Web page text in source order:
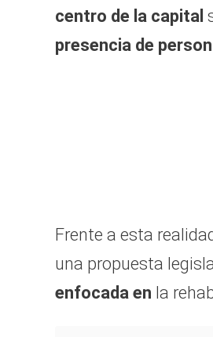
centro de la capital
presencia de
Frente a esta
una propuesta
enfocada en la